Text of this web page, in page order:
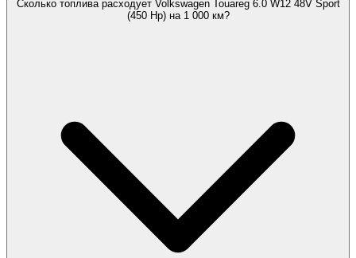
Сколько топлива расходует Volkswagen Touareg 6.0 W12 48V Sport
(450 Hp) на 1 000 км?